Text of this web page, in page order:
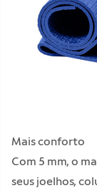
Mais conforto
Com 5 mm, o
seus joelhos,